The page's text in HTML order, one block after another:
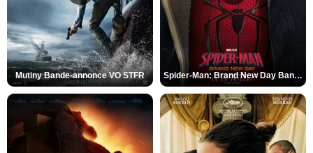
Mutiny Bande-annonce VO STFR Spider-Man: Brand New Day Bande-annonce VO STFR